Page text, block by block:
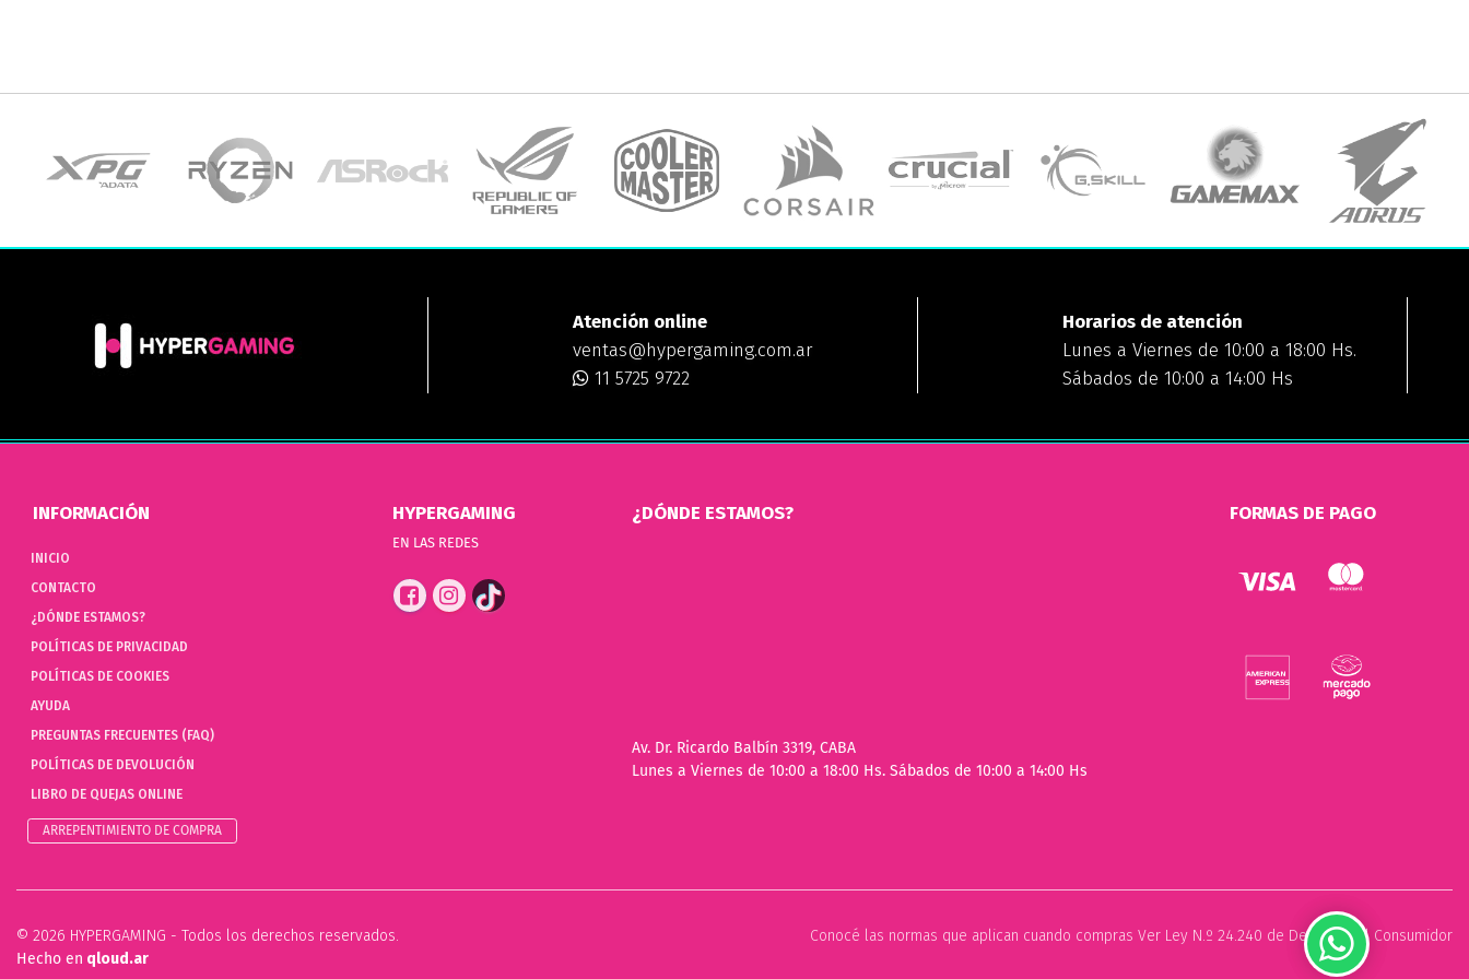
Atención online
ventas@hypergaming.com.ar
11 5725 9722
Horarios de atención
Lunes a Viernes de 10:00 a 18:00 Hs.
Sábados de 10:00 a 14:00 Hs
INFORMACIÓN
INICIO
CONTACTO
¿DÓNDE ESTAMOS?
POLÍTICAS DE PRIVACIDAD
POLÍTICAS DE COOKIES
AYUDA
PREGUNTAS FRECUENTES (FAQ)
POLÍTICAS DE DEVOLUCIÓN
LIBRO DE QUEJAS ONLINE
ARREPENTIMIENTO DE COMPRA
HYPERGAMING
EN LAS REDES
¿DÓNDE ESTAMOS?
Av. Dr. Ricardo Balbín 3319, CABA
Lunes a Viernes de 10:00 a 18:00 Hs. Sábados de 10:00 a 14:00 Hs
FORMAS DE PAGO
© 2026 HYPERGAMING - Todos los derechos reservados.
Hecho en qloud.ar
Conocé las normas que aplican cuando compras Ver Ley N.º 24.240 de Defensa del Consumidor